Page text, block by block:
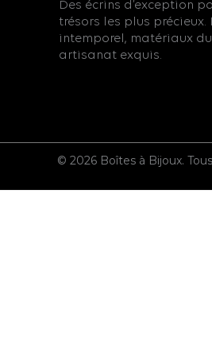
Des écrins d’exception
trésors les plus précieux.
intemporel, matériaux
artisanat exquis.
© 2026 Boîtes à Bijoux.